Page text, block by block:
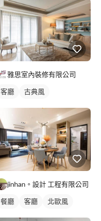
雅思室內裝修有限公司
客廳 古典風
jinhan。設計 工程有限公司
餐廳 客廳 北歐風